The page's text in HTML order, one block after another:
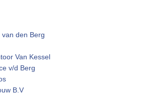
den Berg
Van Kessel
v/d Berg
B.V